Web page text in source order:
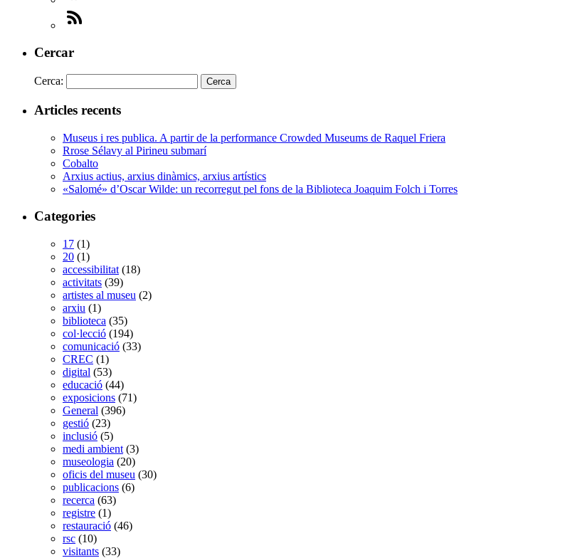
Cercar
Cerca:
Articles recents
Museus i res publica. A partir de la performance Crowded Museums de Raquel Friera
Rrose Sélavy al Pirineu submarí
Cobalto
Arxius actius, arxius dinàmics, arxius artístics
«Salomé» d’Oscar Wilde: un recorregut pel fons de la Biblioteca Joaquim Folch i Torres
Categories
17 (1)
20 (1)
accessibilitat (18)
activitats (39)
artistes al museu (2)
arxiu (1)
biblioteca (35)
col·lecció (194)
comunicació (33)
CREC (1)
digital (53)
educació (44)
exposicions (71)
General (396)
gestió (23)
inclusió (5)
medi ambient (3)
museologia (20)
oficis del museu (30)
publicacions (6)
recerca (63)
registre (1)
restauració (46)
rsc (10)
visitants (33)